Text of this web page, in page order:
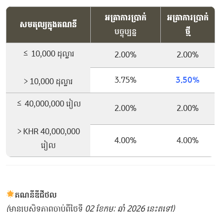
សមតុល្យក្នុងគណនី
អត្រាការប្រាក់
បច្ចុប្បន្ន
អត្រាការប្រាក់
ថ្មី
≤ 10,000 ដុល្លារ
> 10,000 ដុល្លារ
2.00% 2.00%
3.75% 3.50%
≤ 40,000,000 រៀល
> KHR 40,000,000
រៀល
2.00% 2.00%
4.00% 4.00%
គណនីឌីជីថល
(មានប្រសិទ្ធភាពចាប់ពីថ្ងៃទី 02 ខែកុម្ភៈ ឆ្នាំ 2026 នេះតទៅ)